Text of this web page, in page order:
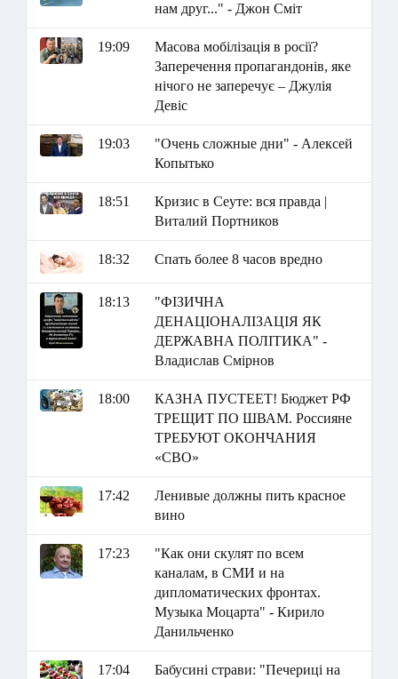
нам друг..." - Джон Сміт
19:09
Масова мобілізація в росії?
Заперечення пропагандонів, яке
нічого не заперечує – Джулія
Девіс
19:03
"Очень сложные дни" - Алексей
Копытько
18:51
Кризис в Сеуте: вся правда |
Виталий Портников
18:32 Спать более 8 часов вредно
18:13
"ФІЗИЧНА
ДЕНАЦІОНАЛІЗАЦІЯ ЯК
ДЕРЖАВНА ПОЛІТИКА" -
Владислав Смірнов
18:00
КАЗНА ПУСТЕЕТ! Бюджет РФ
ТРЕЩИТ ПО ШВАМ. Россияне
ТРЕБУЮТ ОКОНЧАНИЯ
«СВО»
17:42
Ленивые должны пить красное
вино
17:23
"Как они скулят по всем
каналам, в СМИ и на
дипломатических фронтах.
Музыка Моцарта" - Кирило
Данильченко
17:04
Бабусині страви: "Печериці на